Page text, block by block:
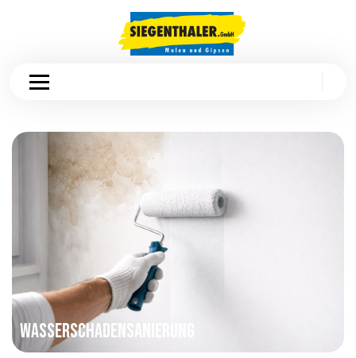
Wasserschadensanierung